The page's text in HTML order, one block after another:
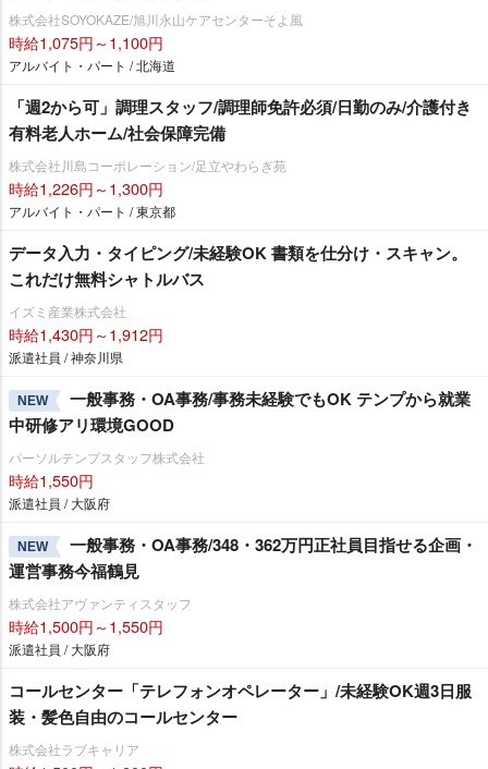
株式会社SOYOKAZE/旭川永山ケアセンターそよ風
時給1,075円～1,100円
アルバイト・パート / 北海道
「週2から可」調理スタッフ/調理師免許必須/日勤のみ/介護付き
有料老人ホーム/社会保障完備
株式会社川島コーポレーション/足立やわらぎ苑
時給1,226円～1,300円
アルバイト・パート / 東京都
データ入力・タイピング/未経験OK 書類を仕分け・スキャン。
これだけ無料シャトルバス
イズミ産業株式会社
時給1,430円～1,912円
派遣社員 / 神奈川県
NEW
一般事務・OA事務/事務未経験でもOK テンプから就業
中研修アリ環境GOOD
パーソルテンプスタッフ株式会社
時給1,550円
派遣社員 / 大阪府
NEW
一般事務・OA事務/348・362万円正社員目指せる企画・
運営事務今福鶴見
株式会社アヴァンティスタッフ
時給1,500円～1,550円
派遣社員 / 大阪府
コールセンター「テレフォンオペレーター」/未経験OK週3日服
装・髪色自由のコールセンター
株式会社ラブキャリア